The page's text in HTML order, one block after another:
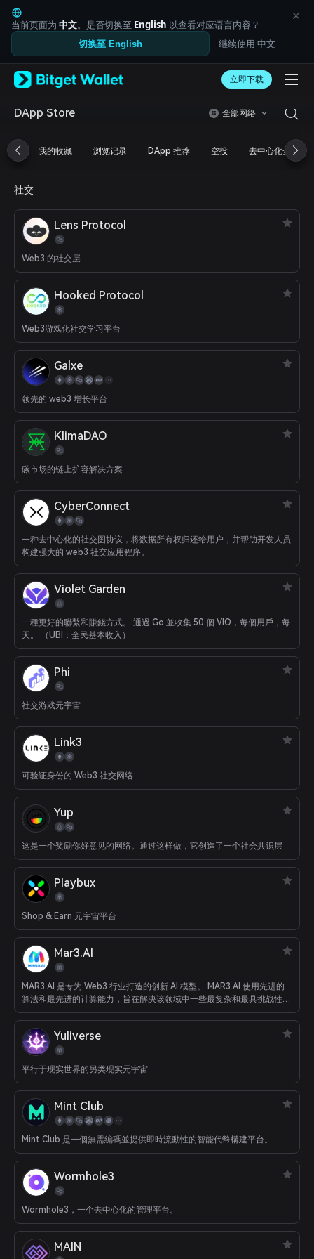
English
日本語
Tiếng Việt
Русский
Español (Latinoamérica)
Türkçe
Français
简体中文
繁體中文
Bahasa Indonesia
ภาษาไทย
العربية
Español
Português (Brasil)
Español (Argentina)
当前页面为 中文。是否切换至 English 以查看对应语言内容？
切换至 English 继续使用 中文
立即下载
DApp Store 全部网络
我的收藏 浏览记录 DApp 推荐 空投 去中心化金融
社交
Lens Protocol
Web3 的社交层
Hooked Protocol
Web3游戏化社交学习平台
Galxe
领先的 web3 增长平台
KlimaDAO
碳市场的链上扩容解决方案
CyberConnect
一种去中心化的社交图协议，将数据所有权归还给用户，并帮助开发人员
构建强大的 web3 社交应用程序。
Violet Garden
一種更好的聯繫和賺錢方式。 通過 Go 並收集 50 個 VIO，每個用戶，每
天。 （UBI：全民基本收入）
Phi
社交游戏元宇宙
Link3
可验证身份的 Web3 社交网络
Yup
这是一个奖励你好意见的网络。通过这样做，它创造了一个社会共识层
Playbux
Shop & Earn 元宇宙平台
Mar3.AI
MAR3.AI 是专为 Web3 行业打造的创新 AI 模型。 MAR3.AI 使用先进的
算法和最先进的计算能力，旨在解决该领域中一些最复杂和最具挑战性的
问题。 借助 MAR3.AI，各种背景的用户都可以轻松获取保持领先所需的
Yuliverse
平行于现实世界的另类现实元宇宙
Mint Club
Mint Club 是一個無需編碼並提供即時流動性的智能代幣構建平台。
Wormhole3
Wormhole3，一个去中心化的管理平台。
MAIN